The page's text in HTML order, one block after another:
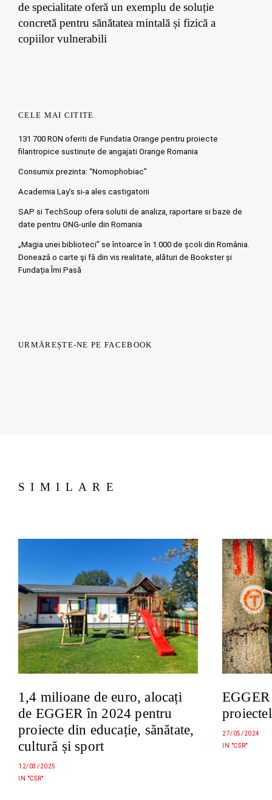
de specialitate oferă un exemplu de soluție
concretă pentru sănătatea mintală și fizică a
copiilor vulnerabili
CELE MAI CITITE
131.700 RON oferiti de Fundatia Orange pentru proiecte
filantropice sustinute de angajati Orange Romania
Consumix prezinta: “Nomophobiac”
Academia Lay’s si-a ales castigatorii
SAP si TechSoup ofera solutii de analiza, raportare si baze de
date pentru ONG-urile din Romania
„Magia unei biblioteci” se întoarce în 1.000 de școli din România.
Doneazǎ o carte şi fǎ din vis realitate, alături de Bookster și
Fundația Îmi Pasă
URMĂREȘTE-NE PE FACEBOOK
SIMILARE
1,4 milioane de euro, alocați
de EGGER în 2024 pentru
proiecte din educație, sănătate,
cultură și sport
12/03/2025
IN "CSR"
27/05/2024
IN "CSR"